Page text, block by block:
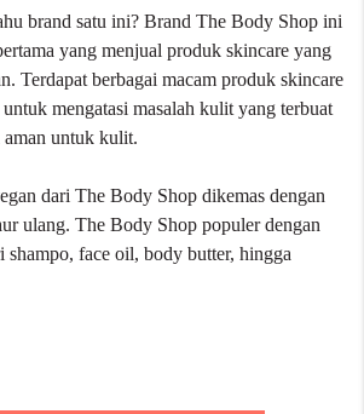
brand satu ini? Brand The Body Shop ini
yang menjual produk skincare yang
Terdapat berbagai macam produk skincare
mengatasi masalah kulit yang terbuat
aman untuk kulit.
dari The Body Shop dikemas dengan
ulang. The Body Shop populer dengan
face oil, body butter, hingga